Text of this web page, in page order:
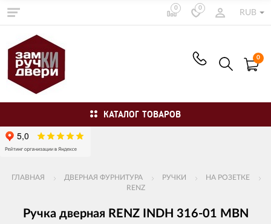
0 0
RUB
0
КАТАЛОГ ТОВАРОВ
ГЛАВНАЯ ДВЕРНАЯ ФУРНИТУРА РУЧКИ
НА РОЗЕТКЕ
RENZ
Ручка дверная RENZ INDH 316-01 MBN